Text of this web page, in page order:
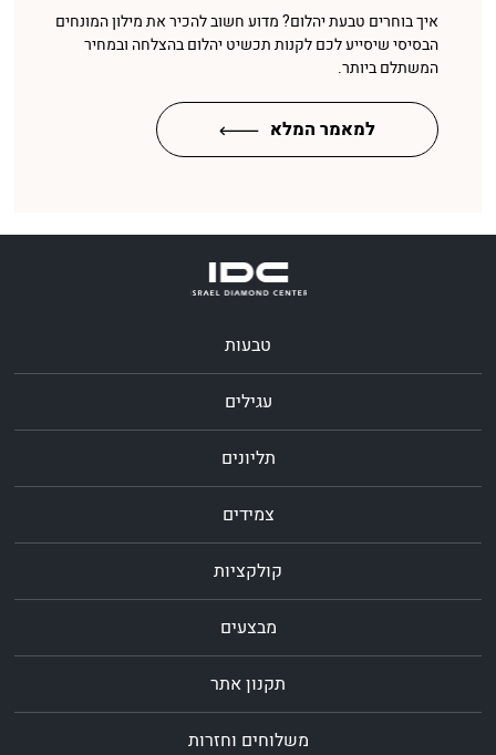
איך בוחרים טבעת יהלום? מדוע חשוב להכיר את מילון המונחים
הבסיסי שיסייע לכם לקנות תכשיט יהלום בהצלחה ובמחיר
המשתלם ביותר.
למאמר המלא
טבעות
עגילים
תליונים
צמידים
קולקציות
מבצעים
תקנון אתר
משלוחים וחזרות